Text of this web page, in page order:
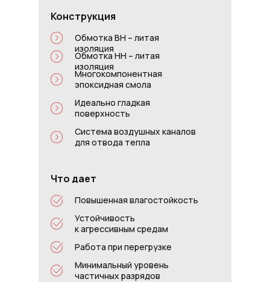
Конструкция
Обмотка ВН – литая
изоляция
Обмотка НН – литая
изоляция
Многокомпонентная
эпоксидная смола
Идеально гладкая
поверхность
Система воздушных каналов
для отвода тепла
Минимальный уровень
частичных разрядов
Работа при перегрузке
Устойчивость
к агрессивным средам
Повышенная влагостойкость
Что дает